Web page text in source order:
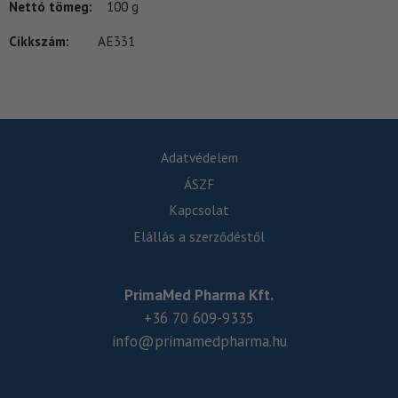
Nettó tömeg:
100 g
Cikkszám: AE331
Adatvédelem
ÁSZF
Kapcsolat
Elállás a szerződéstől
PrimaMed Pharma Kft.
+36 70 609-9335
info@primamedpharma.hu